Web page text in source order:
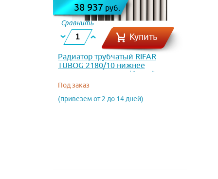
38 937 руб.
Сравнить
Купить
Радиатор трубчатый RIFAR
TUBOG 2180/10 нижнее
подключение DV1 (белый RAL
9016)
Под заказ
(привезем от 2 до 14 дней)